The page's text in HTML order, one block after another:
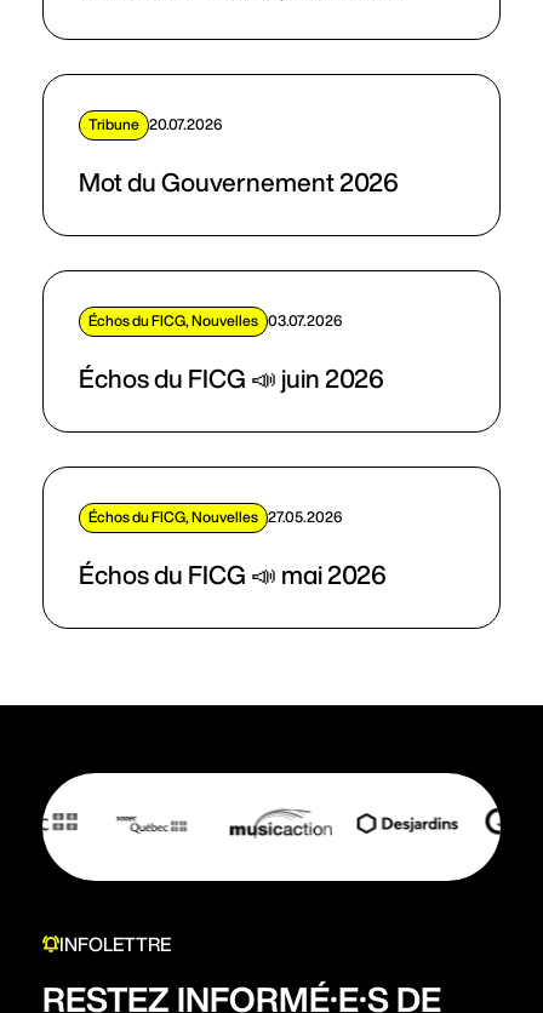
Tribune 20.07.2026
Mot du Gouvernement 2026
Échos du FICG, Nouvelles 03.07.2026
Échos du FICG 📣 juin 2026
Échos du FICG, Nouvelles 27.05.2026
Échos du FICG 📣 mai 2026
INFOLETTRE
RESTEZ INFORMÉ·E·S DE